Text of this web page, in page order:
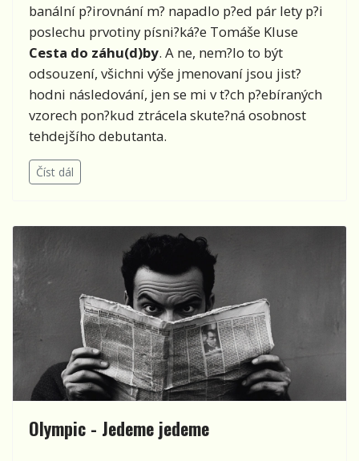
banální p?irovnání m? napadlo p?ed pár lety p?i
poslechu prvotiny písni?ká?e Tomáše Kluse
Cesta do záhu(d)by. A ne, nem?lo to být
odsouzení, všichni výše jmenovaní jsou jist?
hodni následování, jen se mi v t?ch p?ebíraných
vzorech pon?kud ztrácela skute?ná osobnost
tehdejšího debutanta.
Číst dál
Olympic - Jedeme jedeme